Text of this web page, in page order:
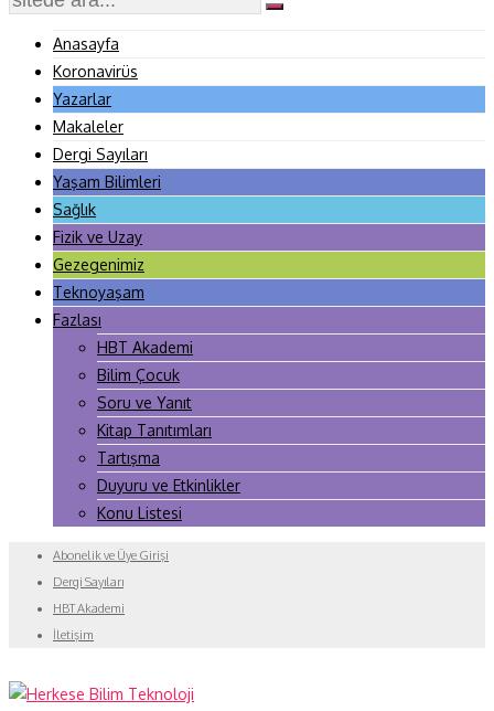
Anasayfa
Koronavirüs
Yazarlar
Makaleler
Dergi Sayıları
Yaşam Bilimleri
Sağlık
Fizik ve Uzay
Gezegenimiz
Teknoyaşam
Fazlası
HBT Akademi
Bilim Çocuk
Soru ve Yanıt
Kitap Tanıtımları
Tartışma
Duyuru ve Etkinlikler
Konu Listesi
Abonelik ve Üye Girişi
Dergi Sayıları
HBT Akademi
İletişim